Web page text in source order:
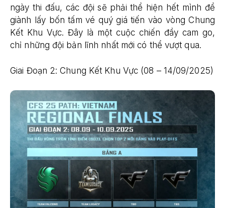
ngày thi đấu, các đội sẽ phải thể hiện hết mình để
giành lấy bốn tấm vé quý giá tiến vào vòng Chung
Kết Khu Vực. Đây là một cuộc chiến đầy cam go,
chỉ những đội bản lĩnh nhất mới có thể vượt qua.
Giai Đoạn 2: Chung Kết Khu Vực (08 – 14/09/2025)